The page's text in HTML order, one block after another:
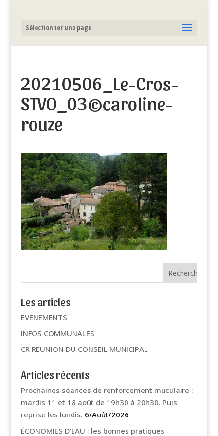
Sélectionner une page
20210506_Le-Cros-
STVO_03©caroline-
rouze
Les articles
EVENEMENTS
INFOS COMMUNALES
CR REUNION DU CONSEIL MUNICIPAL
Articles récents
Prochaines séances de renforcement muculaire :
mardis 11 et 18 août de 19h30 à 20h30. Puis
reprise les lundis. 6/Août/2026
ÉCONOMIES D’EAU : les bonnes pratiques